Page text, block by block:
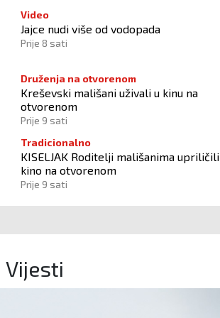
Video
Jajce nudi više od vodopada
Prije 8 sati
Druženja na otvorenom
Kreševski mališani uživali u kinu na
otvorenom
Prije 9 sati
Tradicionalno
KISELJAK Roditelji mališanima upriličili
kino na otvorenom
Prije 9 sati
Vijesti